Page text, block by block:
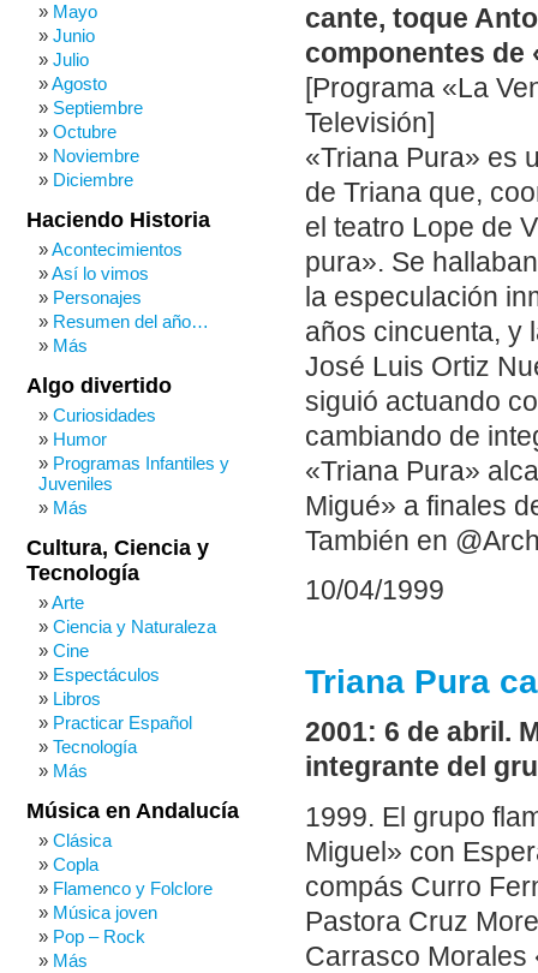
cante, toque
componentes de
[Programa «La
Televisión]
«Triana Pura» es
de Triana que,
el teatro Lope de
pura». Se
la especulación
años cincuenta, y
José Luis Ortiz
siguió actuando
cambiando de
«Triana Pura»
Migué» a finales
También en
10/04/1999
Triana Pura
2001: 6 de abril.
integrante del
1999. El grupo
Miguel» con
compás Curro
Pastora Cruz
Carrasco Morales
Mayo
Junio
Julio
Agosto
Septiembre
Octubre
Noviembre
Diciembre
Haciendo Historia
Acontecimientos
Así lo vimos
Personajes
Resumen del año…
Más
Algo divertido
Curiosidades
Humor
Programas Infantiles y
Juveniles
Más
Cultura, Ciencia y
Tecnología
Arte
Ciencia y Naturaleza
Cine
Espectáculos
Libros
Practicar Español
Tecnología
Más
Música en Andalucía
Clásica
Copla
Flamenco y Folclore
Música joven
Pop – Rock
Más